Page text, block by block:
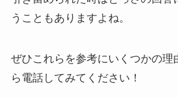
うこともありますよね。
ぜひこれらを参考にいくつかの理
ら電話してみてください！